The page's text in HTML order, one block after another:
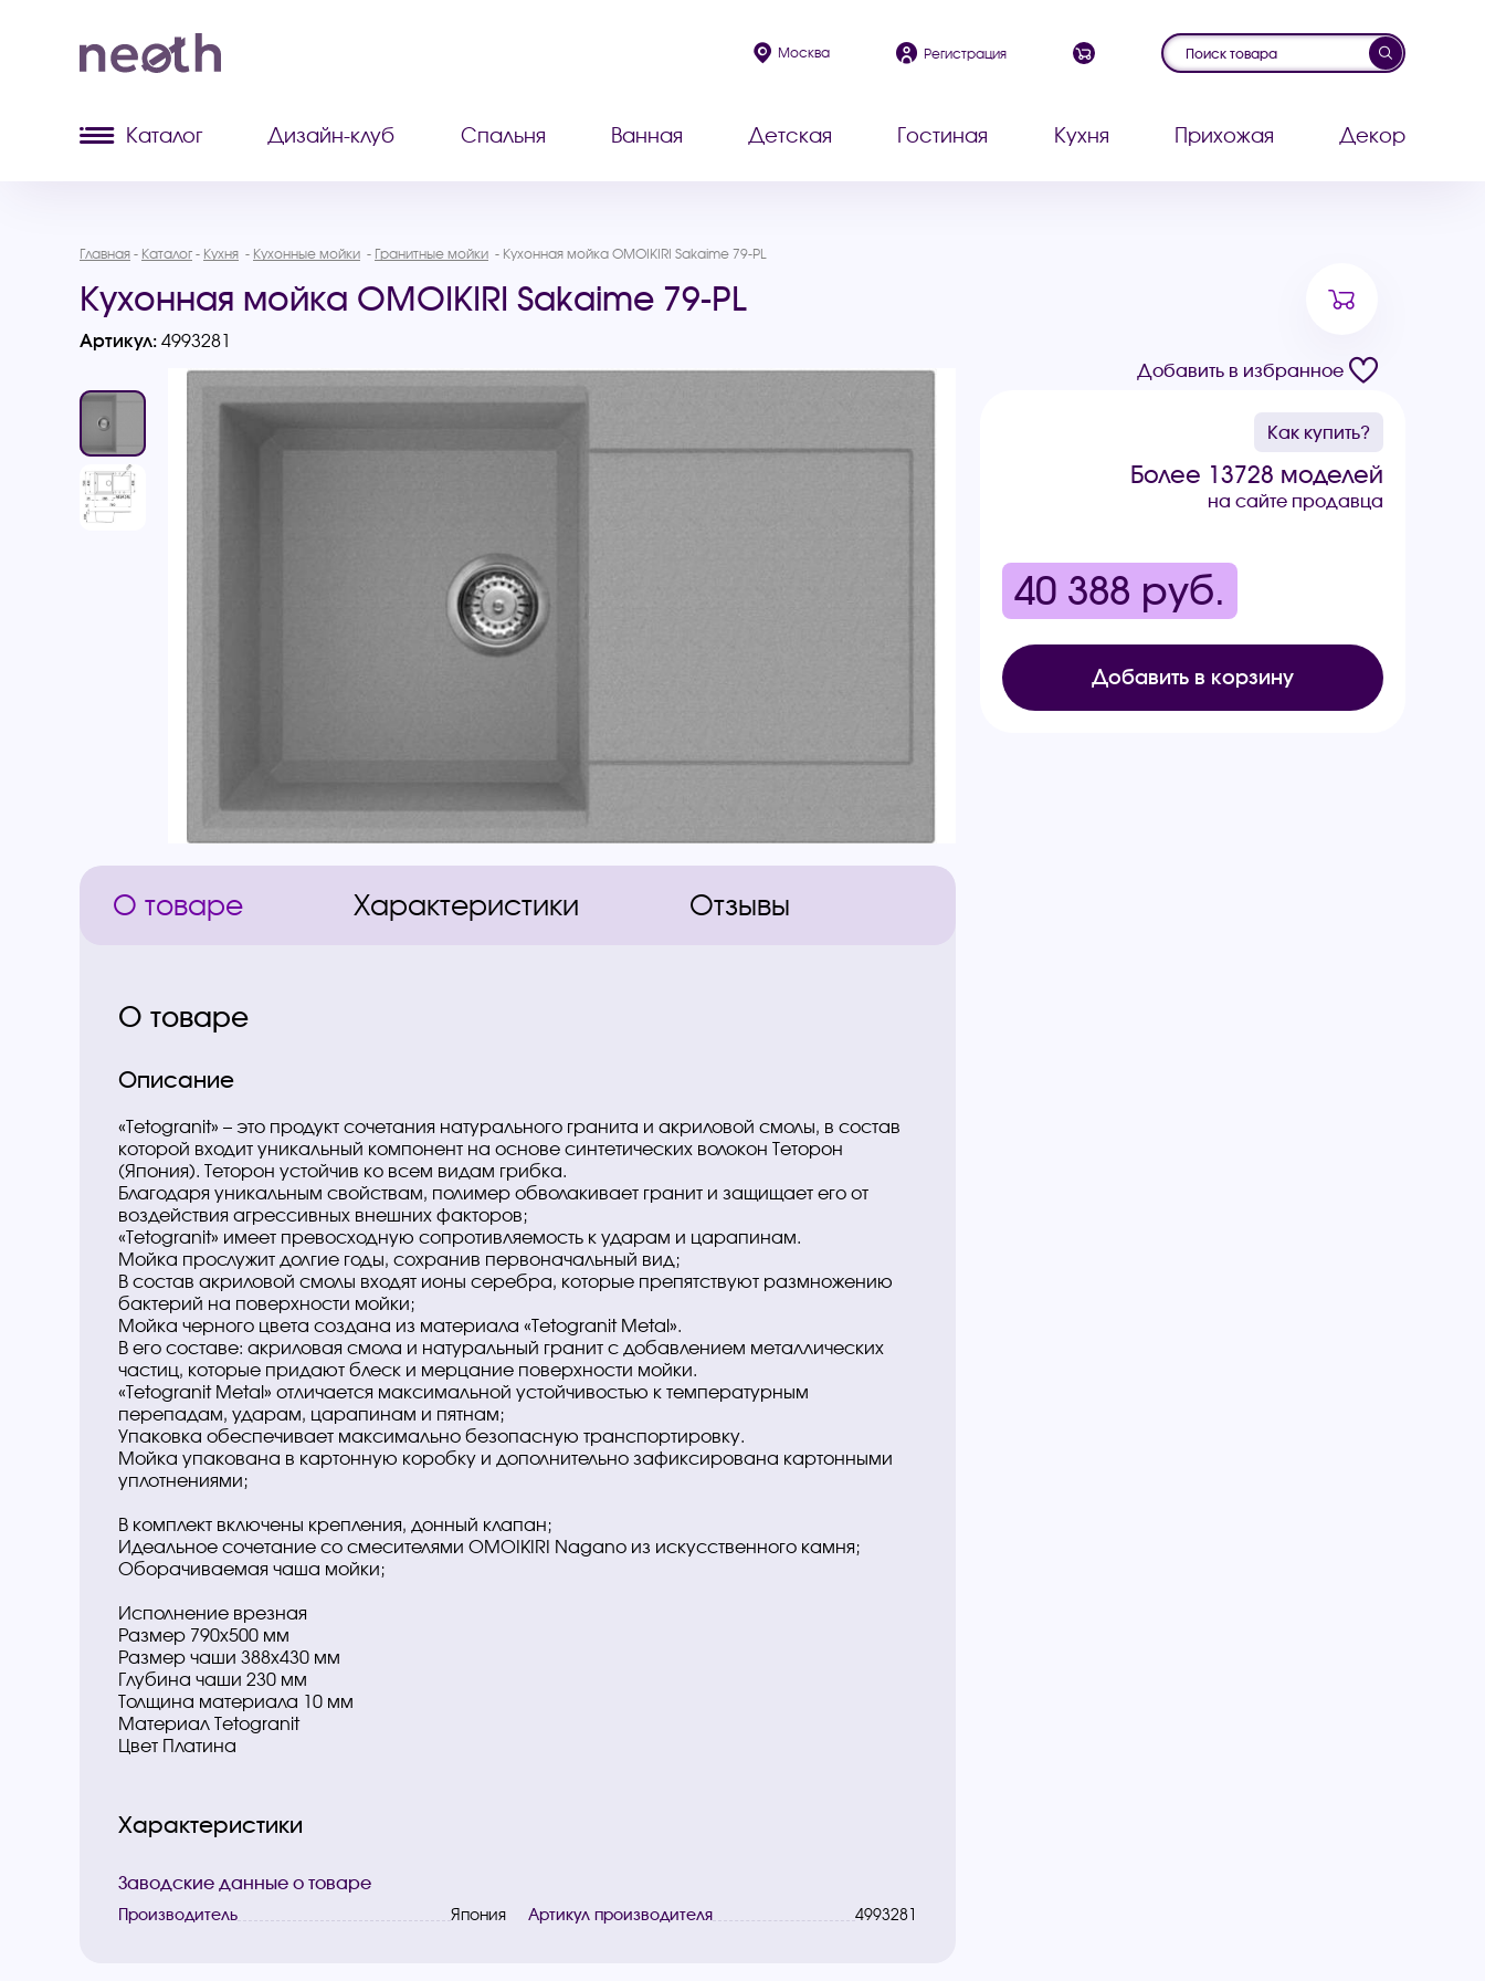
Москва Регистрация
Каталог Дизайн-клуб Спальня Ванная Детская Гостиная Кухня Прихожая Декор
Главная Каталог Кухня Кухонные мойки Гранитные мойки Кухонная мойка OMOIKIRI Sakaime 79-PL
Кухонная мойка OMOIKIRI Sakaime 79-PL
Артикул: 4993281
Добавить в избранное
Как купить?
Более 13728 моделей
на сайте продавца
40 388 руб.
Добавить в корзину
О товаре Характеристики Отзывы
О товаре
Описание
«Tetogranit» – это продукт сочетания натурального гранита и акриловой смолы, в состав
которой входит уникальный компонент на основе синтетических волокон Теторон
(Япония). Теторон устойчив ко всем видам грибка.
Благодаря уникальным свойствам, полимер обволакивает гранит и защищает его от
воздействия агрессивных внешних факторов;
«Tetogranit» имеет превосходную сопротивляемость к ударам и царапинам.
Мойка прослужит долгие годы, сохранив первоначальный вид;
В состав акриловой смолы входят ионы серебра, которые препятствуют размножению
бактерий на поверхности мойки;
Мойка черного цвета создана из материала «Tetogranit Metal».
В его составе: акриловая смола и натуральный гранит с добавлением металлических
частиц, которые придают блеск и мерцание поверхности мойки.
«Tetogranit Metal» отличается максимальной устойчивостью к температурным
перепадам, ударам, царапинам и пятнам;
Упаковка обеспечивает максимально безопасную транспортировку.
Мойка упакована в картонную коробку и дополнительно зафиксирована картонными
уплотнениями;
В комплект включены крепления, донный клапан;
Идеальное сочетание со смесителями OMOIKIRI Nagano из искусственного камня;
Оборачиваемая чаша мойки;
Исполнение врезная
Размер 790х500 мм
Размер чаши 388х430 мм
Глубина чаши 230 мм
Толщина материала 10 мм
Материал Tetogranit
Цвет Платина
Характеристики
Заводские данные о товаре
Производитель Япония Артикул производителя 4993281